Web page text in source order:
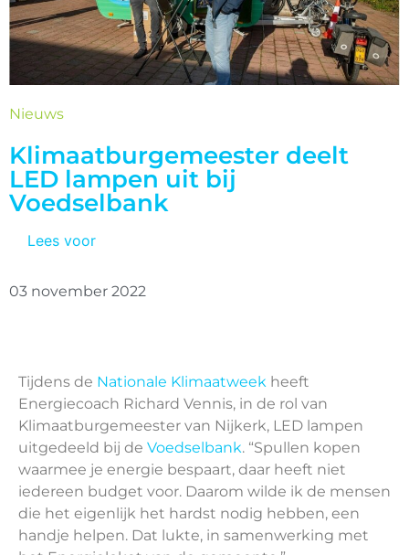
Nieuws
Klimaatburgemeester deelt
LED lampen uit bij
Voedselbank
Lees voor
03 november 2022
Tijdens de Nationale Klimaatweek heeft
Energiecoach Richard Vennis, in de rol van
Klimaatburgemeester van Nijkerk, LED lampen
uitgedeeld bij de Voedselbank. “Spullen kopen
waarmee je energie bespaart, daar heeft niet
iedereen budget voor. Daarom wilde ik de mensen
die het eigenlijk het hardst nodig hebben, een
handje helpen. Dat lukte, in samenwerking met